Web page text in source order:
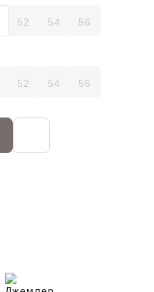
52 54 56
52 54 56